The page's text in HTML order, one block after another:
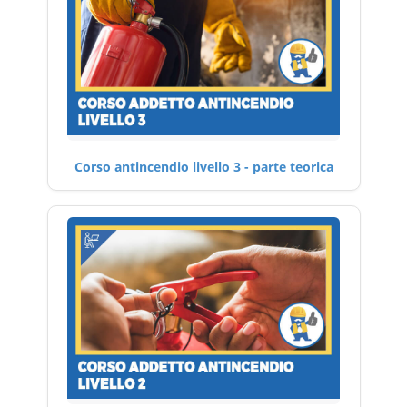
Corso antincendio livello 3 - parte teorica